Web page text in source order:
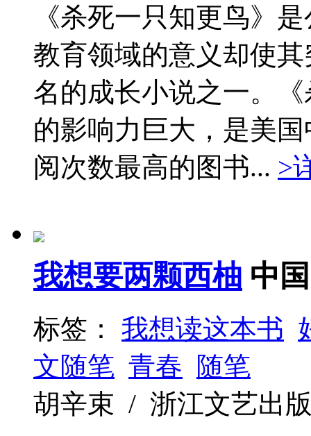
《杀死一只知更鸟》
教育领域的意义却使
名的成长小说之一。
的影响力巨大，是美
阅次数最高的图书... >
我想要两颗西柚 中
标签： 我想读这本书
文随笔 青春
随笔
胡辛束 / 浙江文艺出